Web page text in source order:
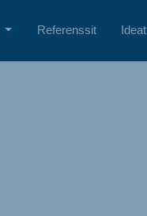
Referenssit Ideat